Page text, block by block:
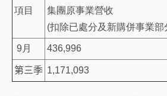
項目
集團原事業營收
(扣除已處分及新購併事業部
9月 436,996
第三季 1,171,093